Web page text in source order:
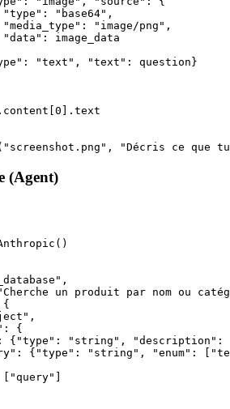
"base64",
"image/png",
image_data
"text", "text": question}
(Agent)
un produit par nom ou
{
{"type": "string", "description":
{"type": "string", "enum":